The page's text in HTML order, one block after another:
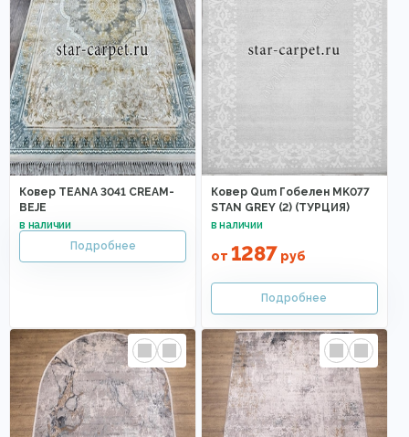
Ковер TEANA 3041 CREAM-
BEJE
Ковер Qum Гобелен MK077
STAN GREY (2) (ТУРЦИЯ)
от 1287 руб